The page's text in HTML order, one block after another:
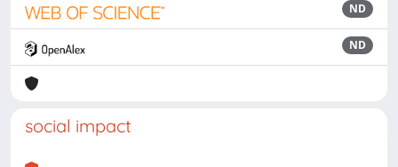
ND
ND
social impact